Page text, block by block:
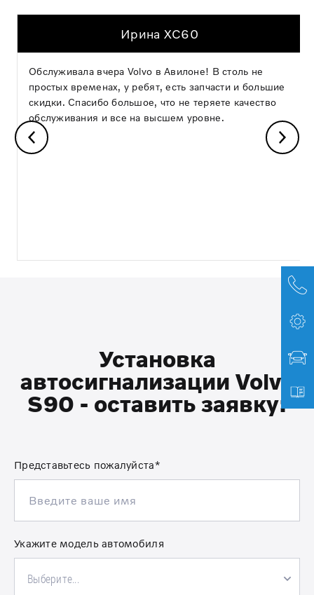
Ирина XC60
Обслуживала вчера Volvo в Авилоне! В столь не
простых временах, у ребят, есть запчасти и большие
скидки. Спасибо большое, что не теряете качество
обслуживания и все на высшем уровне.
Установка
автосигнализации Volvo
S90 - оставить заявку:
Представьтесь пожалуйста*
Укажите модель автомобиля
Выберите...